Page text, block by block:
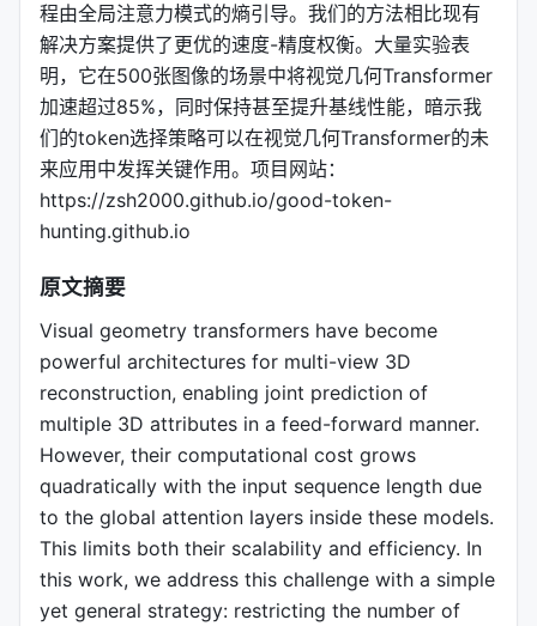
程由全局注意力模式的熵引导。我们的方法相比现有
解决方案提供了更优的速度-精度权衡。大量实验表
明，它在500张图像的场景中将视觉几何Transformer
加速超过85%，同时保持甚至提升基线性能，暗示我
们的token选择策略可以在视觉几何Transformer的未
来应用中发挥关键作用。项目网站：
https://zsh2000.github.io/good-token-
hunting.github.io
原文摘要
Visual geometry transformers have become
powerful architectures for multi-view 3D
reconstruction, enabling joint prediction of
multiple 3D attributes in a feed-forward manner.
However, their computational cost grows
quadratically with the input sequence length due
to the global attention layers inside these models.
This limits both their scalability and efficiency. In
this work, we address this challenge with a simple
yet general strategy: restricting the number of